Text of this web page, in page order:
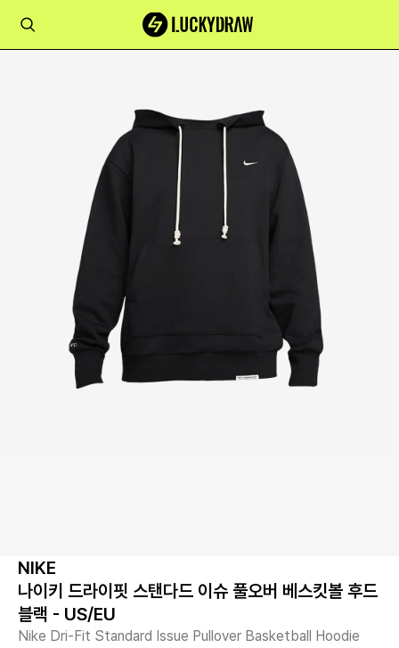
NIKE
나이키 드라이핏 스탠다드 이슈 풀오버 베스킷볼 후드
블랙 - US/EU
Nike Dri-Fit Standard Issue Pullover Basketball Hoodie